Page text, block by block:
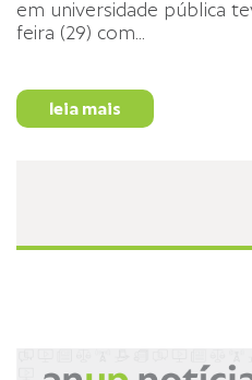
em universidade pública
feira (29) com...
leia mais